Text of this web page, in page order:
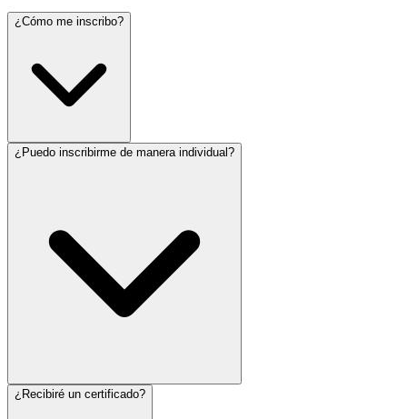
¿Cómo me inscribo?
¿Puedo inscribirme de manera individual?
¿Recibiré un certificado?